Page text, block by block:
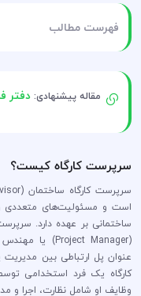
فهرست مطالب
مقاله پیشنهادی:دفتر
سرپرست کارگاه کیست؟
است و مسئولیت‌های متعددی
ساختمانی بر عهده دارد.
عنوان پل ارتباطی بین
کارگاه یک فرد استخدامی
وظایف او شامل نظارت، اجرا و